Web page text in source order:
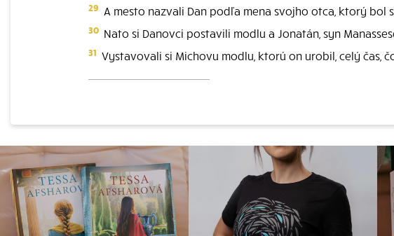
29 A mesto nazvali Dan podľa mena svojho otca, ktorý bol
30 Nato si Danovci postavili modlu a Jonatán, syn
31 Vystavovali si Michovu modlu, ktorú on urobil, celý čas,